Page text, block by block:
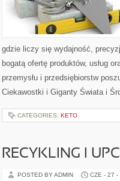
gdzie liczy się wydajność,
bogatą ofertę produktów, usług
przemysłu i przedsiębiorstw
Ciekawostki i Giganty Świata i
CATEGORIES: KETO
RECYKLING I
POSTED BY ADMIN CZE - 27 -